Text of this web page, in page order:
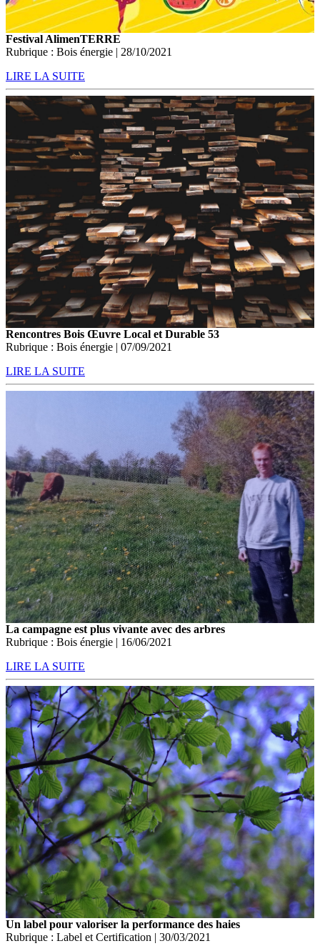
Festival AlimenTERRE
Rubrique : Bois énergie | 28/10/2021
LIRE LA SUITE
Rencontres Bois Œuvre Local et Durable 53
Rubrique : Bois énergie | 07/09/2021
LIRE LA SUITE
La campagne est plus vivante avec des arbres
Rubrique : Bois énergie | 16/06/2021
LIRE LA SUITE
Un label pour valoriser la performance des haies
Rubrique : Label et Certification | 30/03/2021